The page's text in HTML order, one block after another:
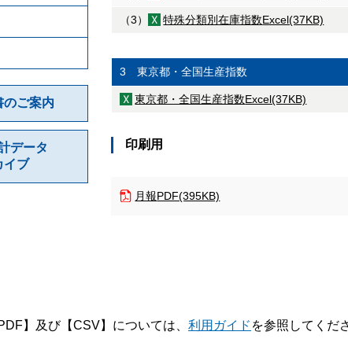
のご案内
データ
イブ
（3） 特殊分類別在庫指数Excel(37KB)
3 東京都・全国生産指数
東京都・全国生産指数Excel(37KB)
印刷用
月報PDF(395KB)
】及び【CSV】については、 利用ガイド を参照してくだ